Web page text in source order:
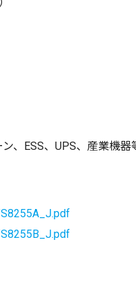
、ESS、UPS、産業機器